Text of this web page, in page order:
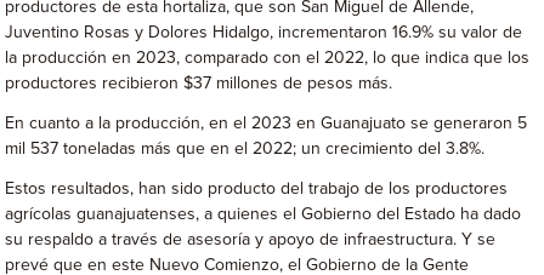
productores de esta hortaliza, que son San Miguel de Allende,
Juventino Rosas y Dolores Hidalgo, incrementaron 16.9% su valor de
la producción en 2023, comparado con el 2022, lo que indica que los
productores recibieron $37 millones de pesos más.
En cuanto a la producción, en el 2023 en Guanajuato se generaron 5
mil 537 toneladas más que en el 2022; un crecimiento del 3.8%.
Estos resultados, han sido producto del trabajo de los productores
agrícolas guanajuatenses, a quienes el Gobierno del Estado ha dado
su respaldo a través de asesoría y apoyo de infraestructura. Y se
prevé que en este Nuevo Comienzo, el Gobierno de la Gente